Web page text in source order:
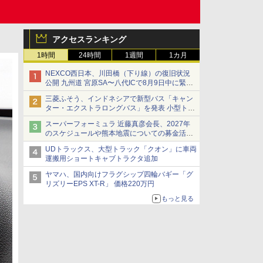
アクセスランキング
1時間 24時間 1週間 1カ月
NEXCO西日本、川田橋（下り線）の復旧状況
公開 九州道 宮原SA〜八代ICで8月9日中に緊急
車両を通行可能に
三菱ふそう、インドネシアで新型バス「キャン
ター・エクストラロングバス」を発表 小型トラ
ックベースの観光・旅客輸送向けバス
スーパーフォーミュラ 近藤真彦会長、2027年
のスケジュールや熊本地震についての募金活動
を紹介
UDトラックス、大型トラック「クオン」に車両
運搬用ショートキャブトラクタ追加
ヤマハ、国内向けフラグシップ四輪バギー「グ
リズリーEPS XT-R」 価格220万円
もっと見る